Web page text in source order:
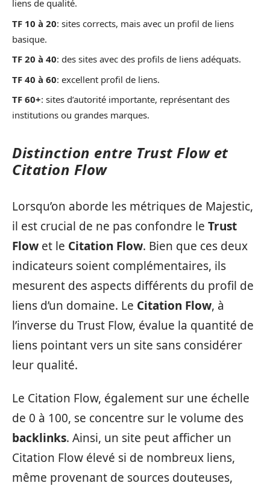
liens de qualité.
TF 10 à 20: sites corrects, mais avec un profil de liens
basique.
TF 20 à 40: des sites avec des profils de liens adéquats.
TF 40 à 60: excellent profil de liens.
TF 60+: sites d’autorité importante, représentant des
institutions ou grandes marques.
Distinction entre Trust Flow et
Citation Flow
Lorsqu’on aborde les métriques de Majestic,
il est crucial de ne pas confondre le Trust
Flow et le Citation Flow. Bien que ces deux
indicateurs soient complémentaires, ils
mesurent des aspects différents du profil de
liens d’un domaine. Le Citation Flow, à
l’inverse du Trust Flow, évalue la quantité de
liens pointant vers un site sans considérer
leur qualité.
Le Citation Flow, également sur une échelle
de 0 à 100, se concentre sur le volume des
backlinks. Ainsi, un site peut afficher un
Citation Flow élevé si de nombreux liens,
même provenant de sources douteuses,